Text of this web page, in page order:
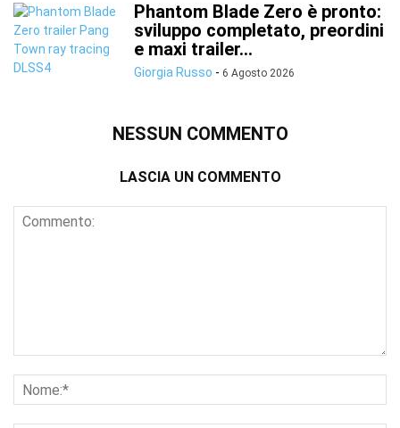
Phantom Blade Zero è pronto:
sviluppo completato, preordini
e maxi trailer...
Giorgia Russo - 6 Agosto 2026
NESSUN COMMENTO
LASCIA UN COMMENTO